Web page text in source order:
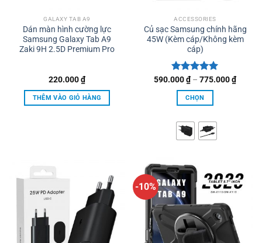
GALAXY TAB A9
Dán màn hình cường lực
Samsung Galaxy Tab A9
Zaki 9H 2.5D Premium Pro
220.000₫
THÊM VÀO GIỎ HÀNG
ACCESSORIES
Củ sạc Samsung chính hãng
45W (Kèm cáp/Không kèm
cáp)
Được xếp
hạng5.00
5 sao
590.000₫ – 775.000₫
giá:
CHỌN
phẩm
này
biến
thể.
tùy
chọn
có
-10%